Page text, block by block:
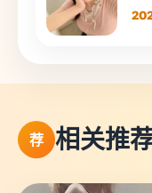
荐 相关推